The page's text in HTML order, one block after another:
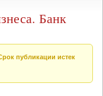
Банк
публикации истек